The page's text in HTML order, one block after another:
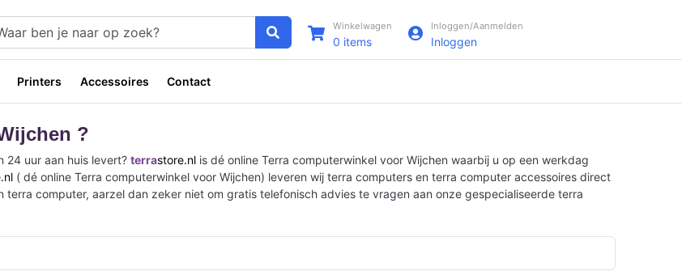
Winkelwagen
0 items
Inloggen/Aanmelden
Inloggen
Printers Accessoires Contact
?
24 uur aan huis levert? terrastore.nl is dé online Terra computerwinkel voor Wijchen waarbij u op een werkdag
( dé online Terra computerwinkel voor Wijchen) leveren wij terra computers en terra computer accessoires direct
computer, aarzel dan zeker niet om gratis telefonisch advies te vragen aan onze gespecialiseerde terra